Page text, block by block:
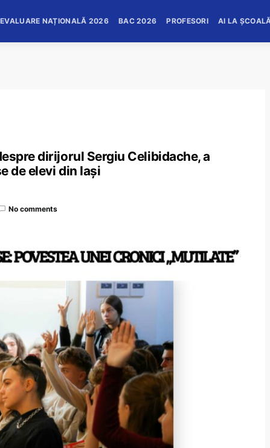
EVALUARE NAȚIONALĂ 2026 BAC 2026 PROFESORI AI LA
dirijorul Sergiu Celibidache, a
de elevi din Iași
No comments